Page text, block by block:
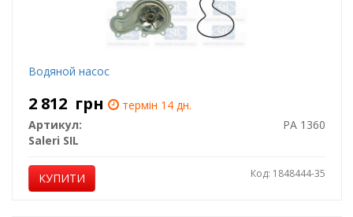
Водяной насос
2 812 грн
термін 14 дн.
Артикул:
PA 1360
Saleri SIL
КУПИТИ Код: 1848444-35